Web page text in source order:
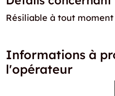
Résiliable à tout moment
Informations à
l'opérateur